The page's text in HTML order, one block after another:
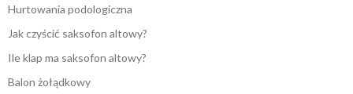
Hurtowania podologiczna
Jak czyścić saksofon altowy?
Ile klap ma saksofon altowy?
Balon żołądkowy